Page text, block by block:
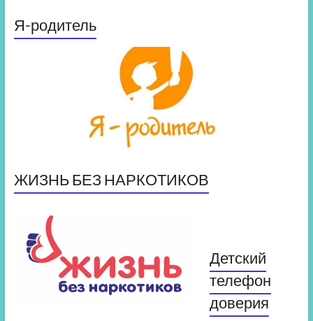
Я-родитель
ЖИЗНЬ БЕЗ НАРКОТИКОВ
Детский
телефон
доверия